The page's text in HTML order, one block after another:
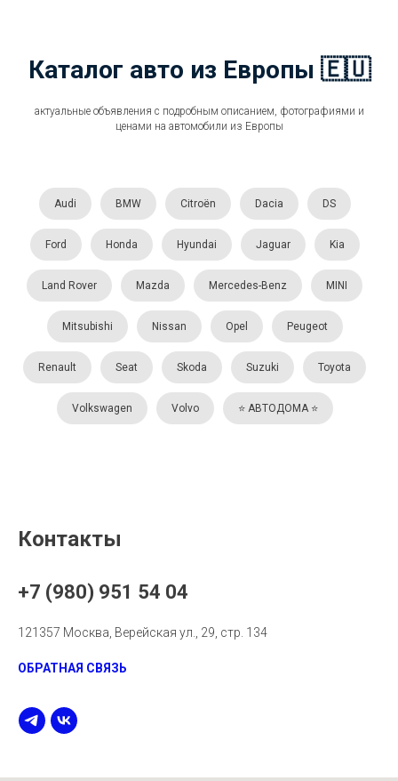
Каталог авто из Европы 🇪🇺
актуальные объявления с подробным описанием, фотографиями и
ценами на автомобили из Европы
Audi BMW Citroën Dacia DS
Ford Honda Hyundai Jaguar Kia
Land Rover Mazda Mercedes-Benz MINI
Mitsubishi Nissan Opel Peugeot
Renault Seat Skoda Suzuki Toyota
Volkswagen Volvo ⭐️ АВТОДОМА ⭐️
Контакты
+7 (980) 951 54 04
121357 Москва, Верейская ул., 29, стр. 134
ОБРАТНАЯ СВЯЗЬ